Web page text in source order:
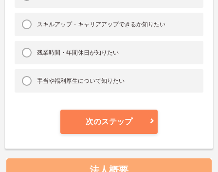
スキルアップ・キャリアアップできるか知りたい
残業時間・年間休日が知りたい
手当や福利厚生について知りたい
次のステップ